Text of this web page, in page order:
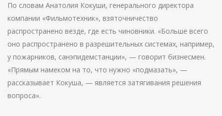
По словам Анатолия Кокуши, генерального директора
компании «Фильмотехник», взяточничество
распространено везде, где есть чиновники. «Больше всего
оно распространено в разрешительных системах, например,
у пожарников, санэпидемстанции», — говорит бизнесмен.
«Прямым намеком на то, что нужно «подмазать», —
рассказывает Кокуша, — является затягивания решения
вопроса».